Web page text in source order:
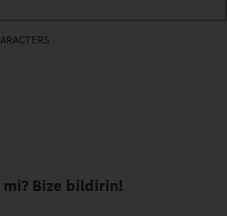
Bize bildirin!